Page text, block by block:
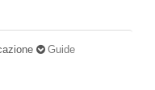
Guide